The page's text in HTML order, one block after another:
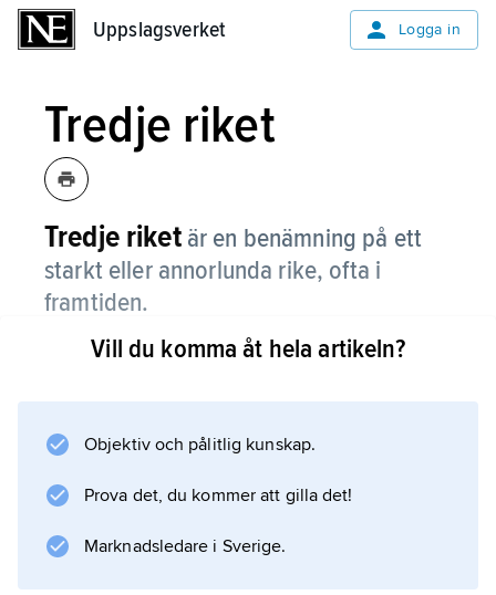
Uppslagsverket Logga in
Tredje riket
Tredje riket är en benämning på ett
starkt eller annorlunda rike, ofta i
framtiden.
Nazisterna i Tyskland talade ofta om Tredje
kejsardömet 1871–1918 det andra. Tredje riket
ledning av nazisterna.
Vill du komma åt hela artikeln?
Objektiv och pålitlig kunskap.
Prova det, du kommer att gilla det!
Marknadsledare i Sverige.